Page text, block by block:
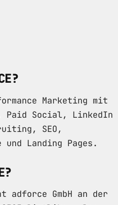
Marketing mit
Paid Social, LinkedIn
SEO,
Landing Pages.
adforce GmbH an der